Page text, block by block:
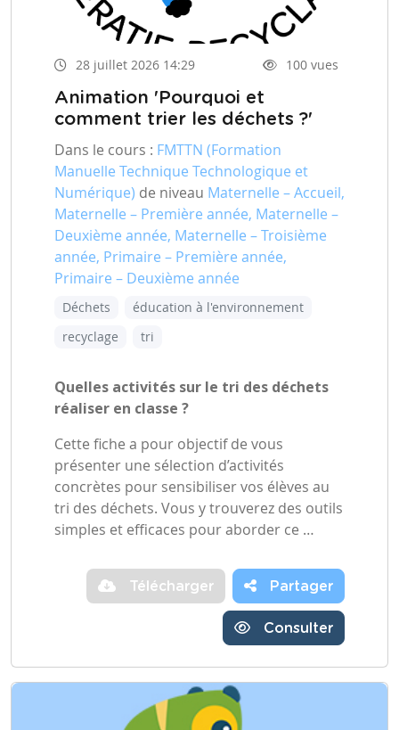
28 juillet 2026 14:29 100 vues
Animation 'Pourquoi et
comment trier les déchets ?'
Dans le cours : FMTTN (Formation
Manuelle Technique Technologique et
Numérique) de niveau Maternelle – Accueil,
Maternelle – Première année, Maternelle –
Deuxième année, Maternelle – Troisième
année, Primaire – Première année,
Primaire – Deuxième année
Déchets
éducation à l'environnement
recyclage
tri
Quelles activités sur le tri des déchets
réaliser en classe ?
Cette fiche a pour objectif de vous
présenter une sélection d’activités
concrètes pour sensibiliser vos élèves au
tri des déchets. Vous y trouverez des outils
simples et efficaces pour aborder ce …
Télécharger Partager
Consulter